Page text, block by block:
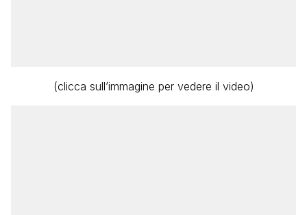
(clicca sull’immagine per vedere il video)